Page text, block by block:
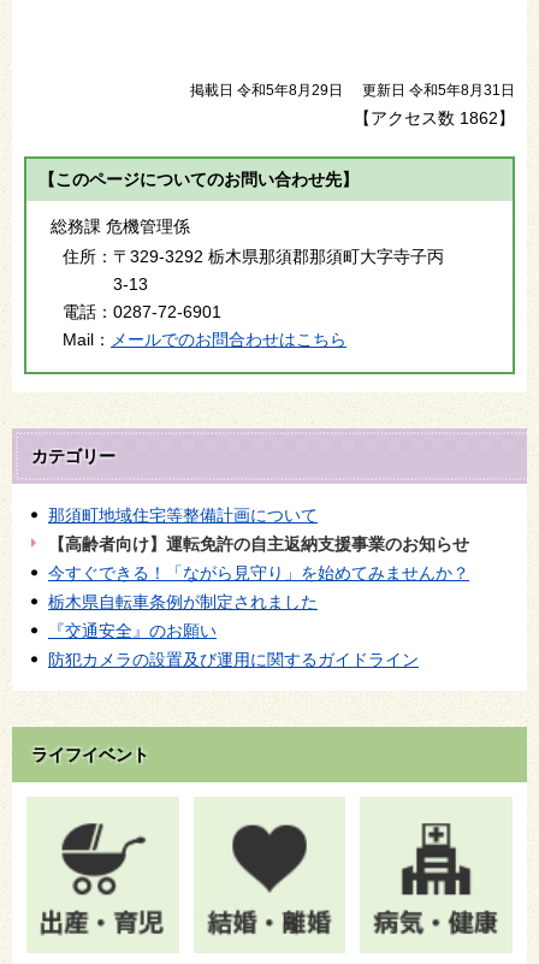
掲載日 令和5年8月29日 更新日 令和5年8月31日
【アクセス数 1862】
【このページについてのお問い合わせ先】
総務課 危機管理係
住所： 〒329-3292 栃木県那須郡那須町大字寺子丙
3-13
電話： 0287-72-6901
Mail： メールでのお問合わせはこちら
カテゴリー
那須町地域住宅等整備計画について
【高齢者向け】運転免許の自主返納支援事業のお知らせ
今すぐできる！「ながら見守り」を始めてみませんか？
栃木県自転車条例が制定されました
『交通安全』のお願い
防犯カメラの設置及び運用に関するガイドライン
ライフイベント